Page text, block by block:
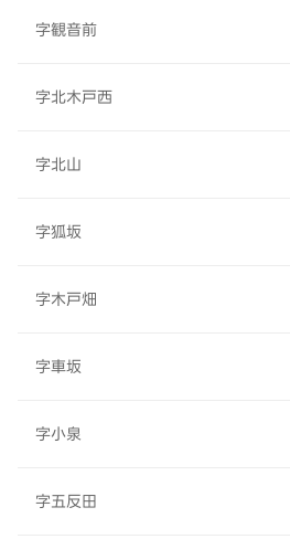
字観音前
字北木戸西
字北山
字狐坂
字木戸畑
字車坂
字小泉
字五反田